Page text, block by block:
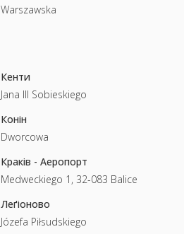
Warszawska
Кенти
Jana III Sobieskiego
Конін
Dworcowa
Краків - Аеропорт
Medweckiego 1, 32-083 Balice
Леґіоново
Józefa Piłsudskiego